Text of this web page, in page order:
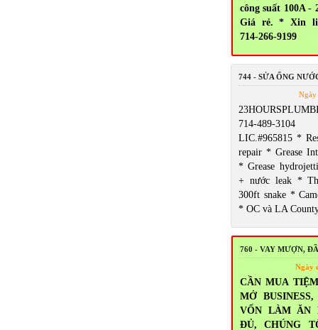
công suất 100A -
Giá rẻ. * Xin
714-266-9199
744 - SỬA ỐNG
Ngày
714-489-3104
LIC.#965815 *
repair * Grease
* Grease
+ nước leak *
300ft snake *
* OC và LA
760 - VAY MƯỢN,
Ngày
CẦN MUA
MỞ
VỐN LÀM ĂN
ĐỦ, CHÚNG